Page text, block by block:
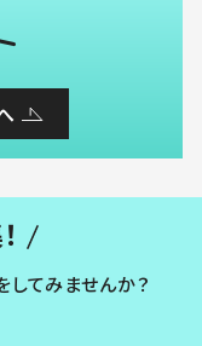
してみませんか？